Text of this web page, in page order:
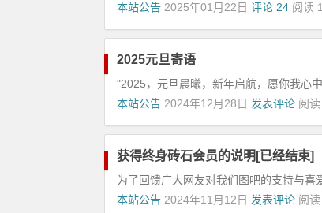
本站公告 2025年01月22日 评论 24 阅读
2025元旦寄语
"2025，元旦晨曦，新年启航，愿你我心
本站公告 2024年12月28日 发表评论 阅
获得终身砖石会员的说明[已经结束]
为了回馈广大网友对我们图吧的支持与喜
本站公告 2024年11月12日 发表评论 阅